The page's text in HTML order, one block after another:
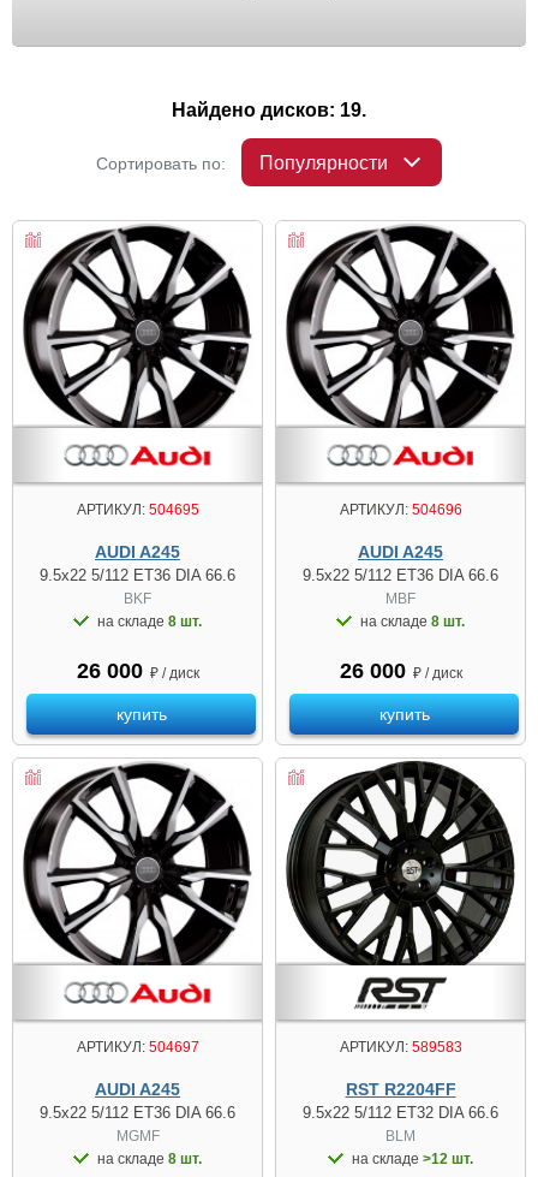
Найдено дисков: 19.
Сортировать по: Популярности
АРТИКУЛ:504695
AUDI A245
9.5x22 5/112 ET36 DIA 66.6
BKF
на складе 8 шт.
26 000 ₽ / диск
купить
АРТИКУЛ:504696
AUDI A245
9.5x22 5/112 ET36 DIA 66.6
MBF
на складе 8 шт.
26 000 ₽ / диск
купить
АРТИКУЛ:504697
AUDI A245
9.5x22 5/112 ET36 DIA 66.6
MGMF
на складе 8 шт.
АРТИКУЛ:589583
RST R2204FF
9.5x22 5/112 ET32 DIA 66.6
BLM
на складе >12 шт.